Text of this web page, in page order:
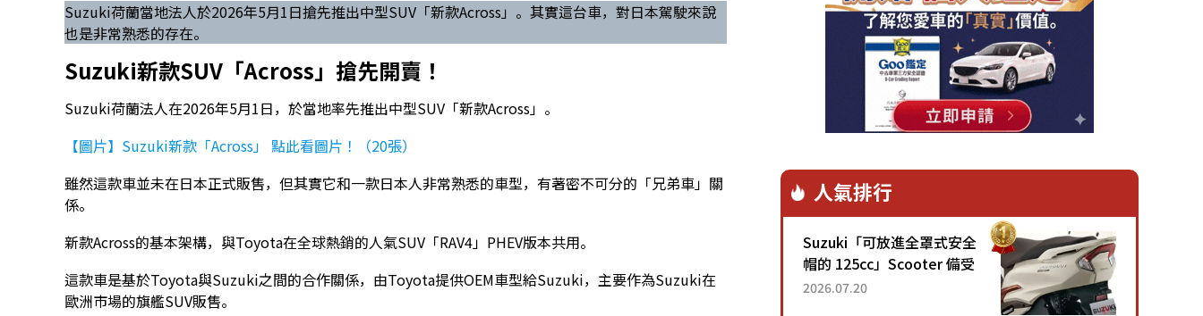
Suzuki荷蘭當地法人於2026年5月1日搶先推出中型SUV「新款Across」。其實這台車，對日本駕駛來說
也是非常熟悉的存在。
Suzuki新款SUV「Across」搶先開賣！
Suzuki荷蘭法人在2026年5月1日，於當地率先推出中型SUV「新款Across」。
【圖片】Suzuki新款「Across」 點此看圖片！（20張）
雖然這款車並未在日本正式販售，但其實它和一款日本人非常熟悉的車型，有著密不可分的「兄弟車」關
係。
新款Across的基本架構，與Toyota在全球熱銷的人氣SUV「RAV4」PHEV版本共用。
這款車是基於Toyota與Suzuki之間的合作關係，由Toyota提供OEM車型給Suzuki，主要作為Suzuki在
歐洲市場的旗艦SUV販售。
人氣排行
Suzuki「可放進全罩式安全
帽的 125cc」Scooter 備受
矚目！採用全新流線設計與
2026.07.20